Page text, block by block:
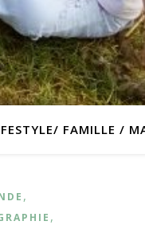
FAMILLE /
,
,